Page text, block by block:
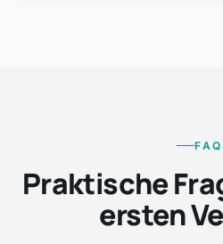
FAQ
Praktische
ersten